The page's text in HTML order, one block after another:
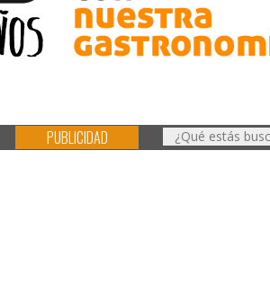
PUBLICIDAD